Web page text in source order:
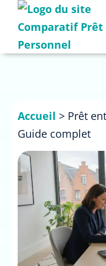
Accueil > Prêt
Guide complet